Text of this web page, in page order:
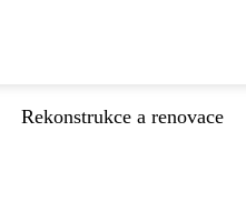
Rekonstrukce a renovace